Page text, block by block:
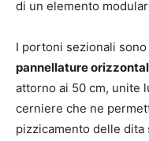
di un elemento
I portoni sezionali
pannellature
attorno ai 50 cm, unite
cerniere che ne
pizzicamento delle